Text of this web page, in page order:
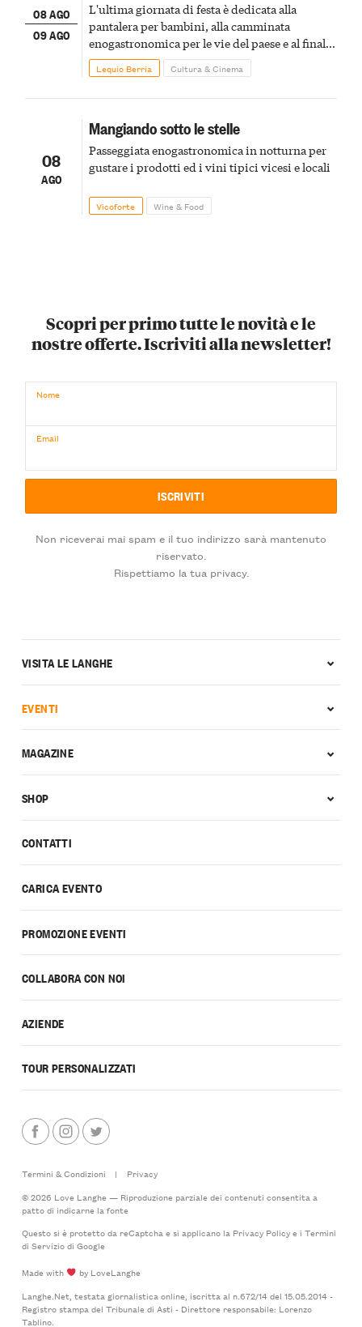
08 AGO
09 AGO
L'ultima giornata di festa è dedicata alla
pantalera per bambini, alla camminata
enogastronomica per le vie del paese e al finale
pirotecnico
Lequio Berria Cultura & Cinema
08
AGO
Mangiando sotto le stelle
Passeggiata enogastronomica in notturna per
gustare i prodotti ed i vini tipici vicesi e locali
Vicoforte Wine & Food
Scopri per primo tutte le novità e le
nostre offerte. Iscriviti alla newsletter!
Nome
Email
Non riceverai mai spam e il tuo indirizzo sarà mantenuto
riservato.
Rispettiamo la tua privacy.
CONTATTI
CARICA EVENTO
PROMOZIONE EVENTI
COLLABORA CON NOI
AZIENDE
TOUR PERSONALIZZATI
VISITA LE LANGHE
EVENTI
MAGAZINE
SHOP
Termini & Condizioni |
Privacy
© 2026 Love Langhe — Riproduzione parziale dei contenuti consentita a
patto di indicarne la fonte
Questo si è protetto da reCaptcha e si applicano la Privacy Policye i Termini
di Serviziodi Google
Made with
by LoveLanghe
Langhe.Net, testata giornalistica online, iscritta al n.672/14 del 15.05.2014 -
Registro stampa del Tribunale di Asti - Direttore responsabile: Lorenzo
Tablino.